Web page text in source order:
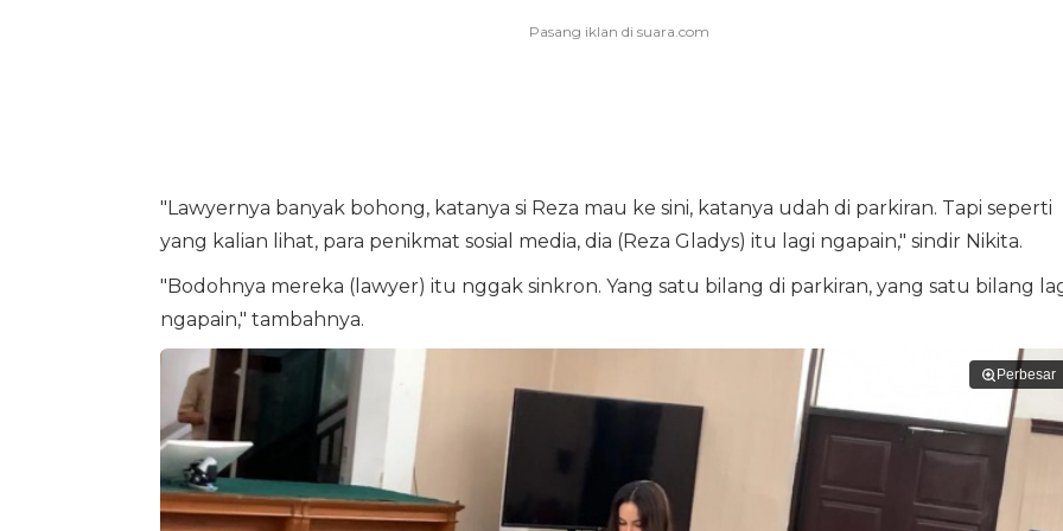
"Lawyernya banyak bohong, katanya si Reza mau ke sini, katanya udah di parkiran. Tapi seperti
yang kalian lihat, para penikmat sosial media, dia (Reza Gladys) itu lagi ngapain," sindir Nikita.
"Bodohnya mereka (lawyer) itu nggak sinkron. Yang satu bilang di parkiran, yang satu bilang
ngapain," tambahnya.
Perbesar